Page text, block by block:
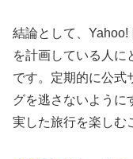
結論として、
を計画している人に
です。定期的に公式
グを逃さないように
実した旅行を楽しむ